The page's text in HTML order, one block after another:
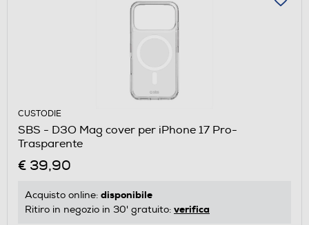
CUSTODIE
SBS - D3O Mag cover per iPhone 17 Pro-
Trasparente
€ 39,90
Acquisto online: disponibile
Ritiro in negozio in 30' gratuito: verifica